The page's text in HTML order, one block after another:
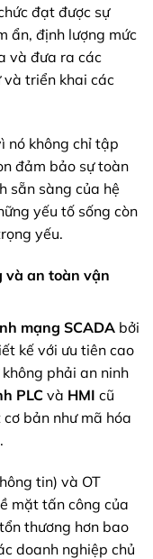
đạt được sự
ẩn, định lượng mức
và đưa ra các
triển khai các
nó không chỉ tập
đảm bảo sự toàn
sẵn sàng của hệ
yếu tố sống còn
yếu.
và an toàn vận
mạng SCADA bởi
kế với ưu tiên cao
phải an ninh
PLC và HMI cũ
bản như mã hóa
tin) và OT
mặt tấn công của
thương hơn bao
doanh nghiệp chủ